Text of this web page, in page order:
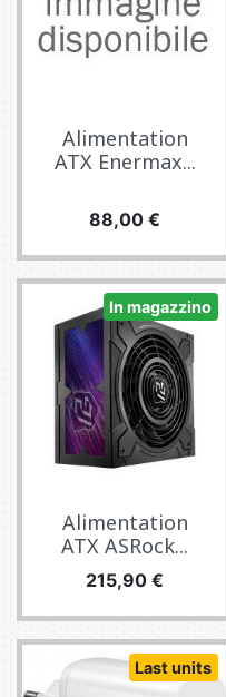
Alimentation
ATX Enermax...
Prezzo
88,00 €
In magazzino
Alimentation
ATX ASRock...
Prezzo
215,90 €
Last units